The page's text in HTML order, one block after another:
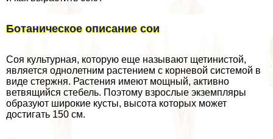
Ботаническое описание сои
Соя культурная, которую еще называют щетинистой,
является однолетним растением с корневой системой в
виде стержня. Растения имеют мощный, активно
ветвящийся стебель. Поэтому взрослые экземпляры
образуют широкие кусты, высота которых может
достигать 150 см.